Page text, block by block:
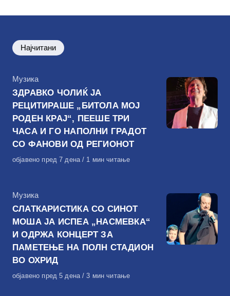
Најчитани
КАтегорија
Музика
ЗДРАВКО ЧОЛИЌ ЈА
РЕЦИТИРАШЕ „БИТОЛА МОЈ
РОДЕН КРАЈ“, ПЕЕШЕ ТРИ
ЧАСА И ГО НАПОЛНИ ГРАДОТ
СО ФАНОВИ ОД РЕГИОНОТ
Објавено
објавено пред 7 дена 1 мин читање
КАтегорија
Музика
СЛАТКАРИСТИКА СО СИНОТ
МОША ЈА ИСПЕА „НАСМЕВКА“
И ОДРЖА КОНЦЕРТ ЗА
ПАМЕТЕЊЕ НА ПОЛН СТАДИОН
ВО ОХРИД
Објавено
објавено пред 5 дена 3 мин читање